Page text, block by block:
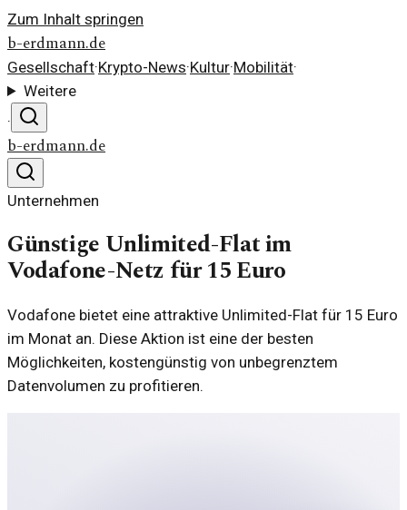
Zum Inhalt springen
b-erdmann.de
Gesellschaft·Krypto-News·Kultur·Mobilität·
Weitere
·
b-erdmann.de
Unternehmen
Günstige Unlimited-Flat im
Vodafone-Netz für 15 Euro
Vodafone bietet eine attraktive Unlimited-Flat für 15 Euro
im Monat an. Diese Aktion ist eine der besten
Möglichkeiten, kostengünstig von unbegrenztem
Datenvolumen zu profitieren.